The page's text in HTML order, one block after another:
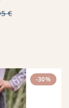
€
-30%